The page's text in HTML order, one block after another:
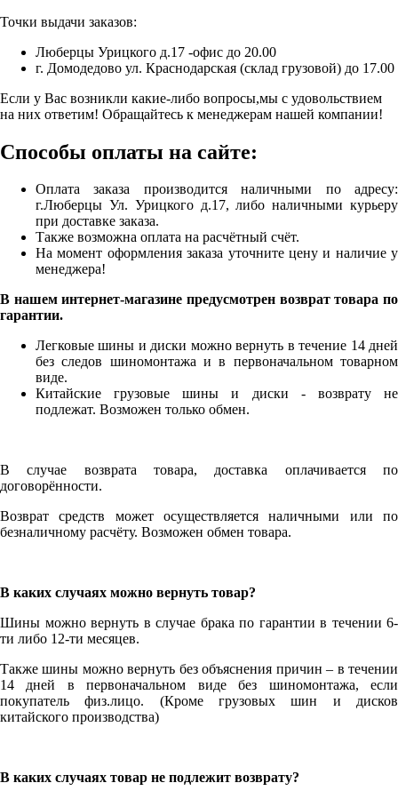
Точки выдачи заказов:
Люберцы Урицкого д.17 -офис до 20.00
г. Домодедово ул. Краснодарская (склад грузовой) до 17.00
Если у Вас возникли какие-либо вопросы,мы с удовольствием
на них ответим! Обращайтесь к менеджерам нашей компании!
Способы оплаты на сайте:
Оплата заказа производится наличными по адресу:
г.Люберцы Ул. Урицкого д.17, либо наличными курьеру
при доставке заказа.
Также возможна оплата на расчётный счёт.
На момент оформления заказа уточните цену и наличие у
менеджера!
В нашем интернет-магазине предусмотрен возврат товара по
гарантии.
Легковые шины и диски можно вернуть в течение 14 дней
без следов шиномонтажа и в первоначальном товарном
виде.
Китайские грузовые шины и диски - возврату не
подлежат. Возможен только обмен.
В случае возврата товара, доставка оплачивается по
договорённости.
Возврат средств может осуществляется наличными или по
безналичному расчёту. Возможен обмен товара.
В каких случаях можно вернуть товар?
Шины можно вернуть в случае брака по гарантии в течении 6-
ти либо 12-ти месяцев.
Также шины можно вернуть без объяснения причин – в течении
14 дней в первоначальном виде без шиномонтажа, если
покупатель физ.лицо. (Кроме грузовых шин и дисков
китайского производства)
В каких случаях товар не подлежит возврату?